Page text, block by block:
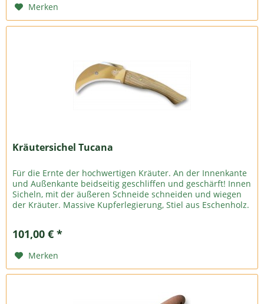
Merken
Kräutersichel Tucana
Für die Ernte der hochwertigen Kräuter. An der Innenkante
und Außenkante beidseitig geschliffen und geschärft! Innen
Sicheln, mit der äußeren Schneide schneiden und wiegen
der Kräuter. Massive Kupferlegierung, Stiel aus Eschenholz.
101,00 € *
Merken